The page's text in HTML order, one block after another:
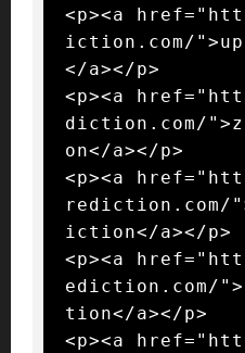
<p><a
iction.com/
</a></p>
<p><a
diction.com/
on</a></p>
<p><a
rediction.com/
iction</a></p>
<p><a
ediction.com/
tion</a></p>
<p><a